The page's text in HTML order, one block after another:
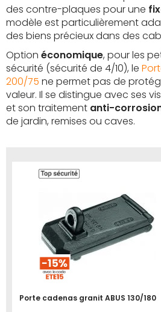
des contre-plaques pour une
modèle est particulièrement
des biens précieux dans des
Option économique, pour les
sécurité (sécurité de 4/10), le
200/75 ne permet pas de
valeur. Il se distingue avec ses
et son traitement anti-
de jardin, remises ou caves.
Porte cadenas granit ABUS 130/180